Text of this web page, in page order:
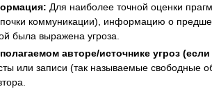
Для наиболее точной оценки
коммуникации), информацию о
была выражена угроза.
авторе/источнике угроз
или записи (так называемые свободные